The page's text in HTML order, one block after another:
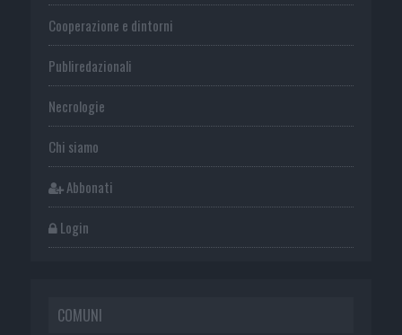
Cooperazione e dintorni
Publiredazionali
Necrologie
Chi siamo
Abbonati
Login
COMUNI